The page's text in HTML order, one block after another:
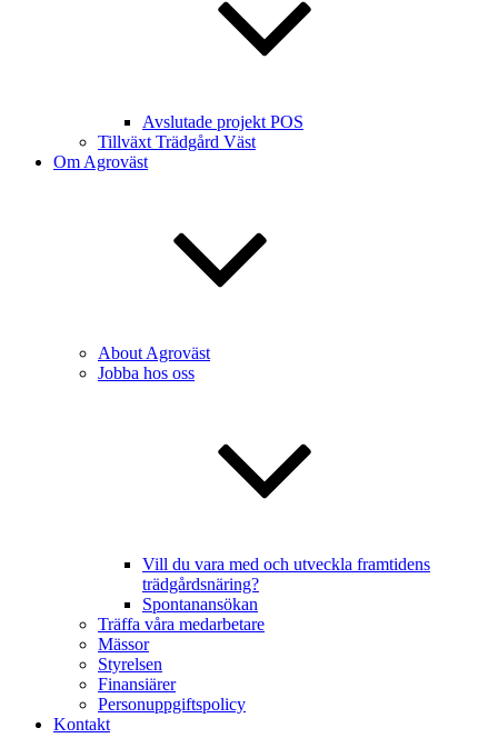
Avslutade projekt POS
Tillväxt Trädgård Väst
Om Agroväst
About Agroväst
Jobba hos oss
Vill du vara med och utveckla framtidens
trädgårdsnäring?
Spontanansökan
Träffa våra medarbetare
Mässor
Styrelsen
Finansiärer
Personuppgiftspolicy
Kontakt